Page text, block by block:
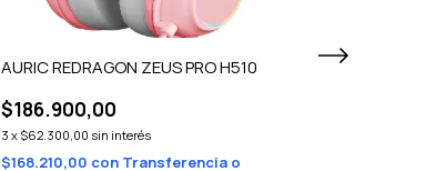
AURIC REDRAGON ZEUS PRO H510
$186.900,00
3 x $62.300,00 sin interés
$168.210,00 con Transferencia o
AURIC